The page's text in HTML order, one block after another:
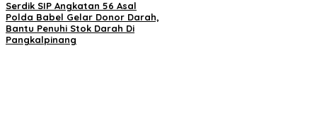
Serdik SIP Angkatan 56 Asal
Polda Babel Gelar Donor Darah,
Bantu Penuhi Stok Darah Di
Pangkalpinang